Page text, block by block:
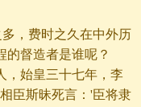
，费时之久在中外历
的督造者是谁呢？
始皇三十七年，李
臣斯昧死言：'臣将隶